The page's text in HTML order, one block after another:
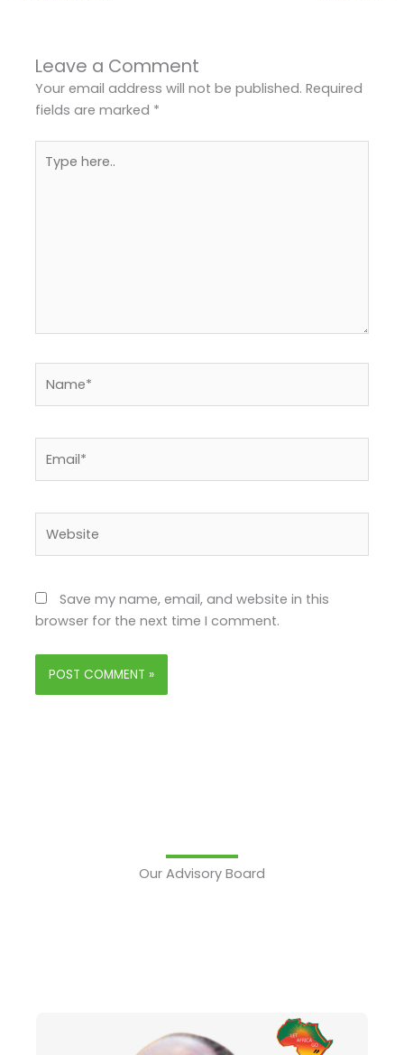
Leave a Comment
Your email address will not be published. Required
fields are marked *
here..
Save my name, email, and website in this
browser for the next time I comment.
Our Advisory Board